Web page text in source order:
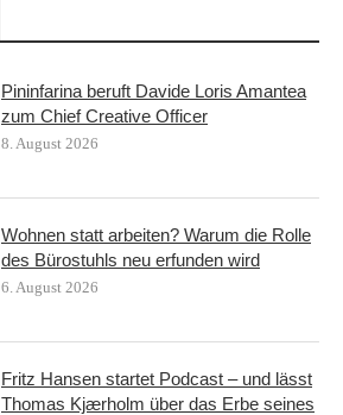
Pininfarina beruft Davide Loris Amantea
zum Chief Creative Officer
8. August 2026
Wohnen statt arbeiten? Warum die Rolle
des Bürostuhls neu erfunden wird
6. August 2026
Fritz Hansen startet Podcast – und lässt
Thomas Kjærholm über das Erbe seines